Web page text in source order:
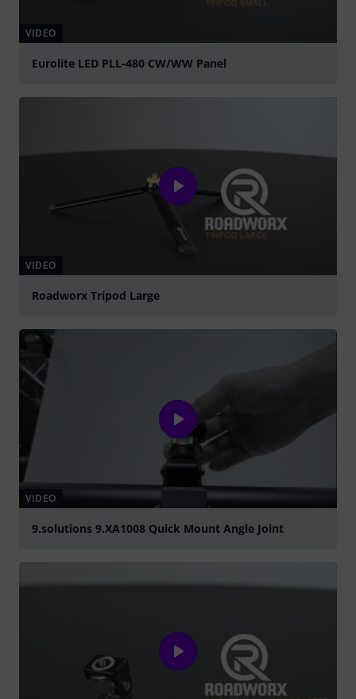
VIDEO
Eurolite LED PLL-480 CW/WW Panel
VIDEO
Roadworx Tripod Large
VIDEO
9.solutions 9.XA1008 Quick Mount Angle Joint